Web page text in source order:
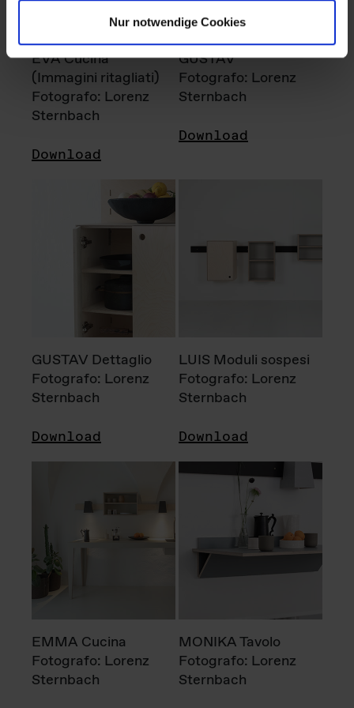
Nur notwendige Cookies
EVA Cucina
(Immagini ritagliati)
Fotografo: Lorenz
Sternbach
Download
GUSTAV
Fotografo: Lorenz
Sternbach
Download
GUSTAV Dettaglio
Fotografo: Lorenz
Sternbach
Download
LUIS Moduli sospesi
Fotografo: Lorenz
Sternbach
Download
EMMA Cucina
Fotografo: Lorenz
Sternbach
MONIKA Tavolo
Fotografo: Lorenz
Sternbach